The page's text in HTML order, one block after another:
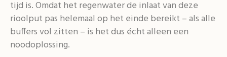
tijd is. Omdat het regenwater de inlaat van deze
rioolput pas helemaal op het einde bereikt – als alle
buffers vol zitten – is het dus écht alleen een
noodoplossing.